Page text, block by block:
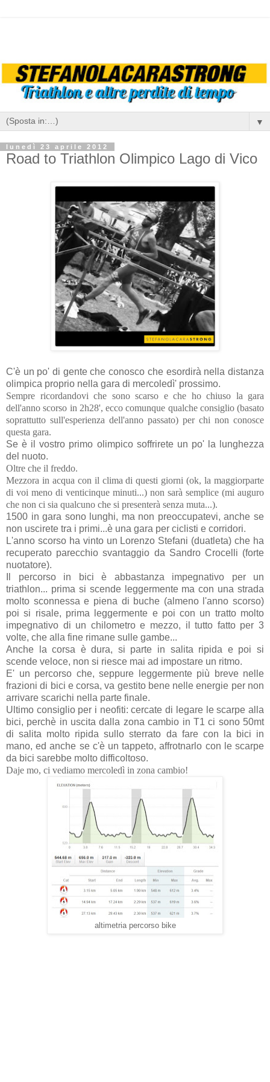
▼
lunedì 23 aprile 2012
Road to Triathlon Olimpico Lago di Vico
C'è un po' di gente che conosco che esordirà nella distanza
olimpica proprio nella gara di mercoledì' prossimo.
Sempre ricordandovi che sono scarso e che ho chiuso la gara
dell'anno scorso in 2h28', ecco comunque qualche consiglio (basato
soprattutto sull'esperienza dell'anno passato) per chi non conosce
questa gara.
Se è il vostro primo olimpico soffrirete un po' la lunghezza
del nuoto.
Oltre che il freddo.
Mezzora in acqua con il clima di questi giorni (ok, la maggiorparte
di voi meno di venticinque minuti...) non sarà semplice (mi auguro
che non ci sia qualcuno che si presenterà senza muta...).
1500 in gara sono lunghi, ma non preoccupatevi, anche se
non uscirete tra i primi...è una gara per ciclisti e corridori.
L'anno scorso ha vinto un Lorenzo Stefani (duatleta) che ha
recuperato parecchio svantaggio da Sandro Crocelli (forte
nuotatore).
Il percorso in bici è abbastanza impegnativo per un
triathlon... prima si scende leggermente ma con una strada
molto sconnessa e piena di buche (almeno l'anno scorso)
poi si risale, prima leggermente e poi con un tratto molto
impegnativo di un chilometro e mezzo, il tutto fatto per 3
volte, che alla fine rimane sulle gambe...
Anche la corsa è dura, si parte in salita ripida e poi si
scende veloce, non si riesce mai ad impostare un ritmo.
E' un percorso che, seppure leggermente più breve nelle
frazioni di bici e corsa, va gestito bene nelle energie per non
arrivare scarichi nella parte finale.
Ultimo consiglio per i neofiti: cercate di legare le scarpe alla
bici, perchè in uscita dalla zona cambio in T1 ci sono 50mt
di salita molto ripida sullo sterrato da fare con la bici in
mano, ed anche se c'è un tappeto, affrotnarlo con le scarpe
da bici sarebbe molto difficoltoso.
Daje mo, ci vediamo mercoledì in zona cambio!
altimetria percorso bike